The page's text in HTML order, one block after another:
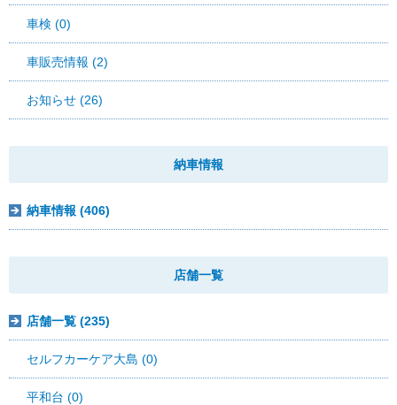
車検 (0)
車販売情報 (2)
お知らせ (26)
納車情報
納車情報 (406)
店舗一覧
店舗一覧 (235)
セルフカーケア大島 (0)
平和台 (0)